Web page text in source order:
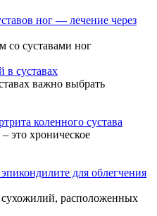
ног — лечение через
со суставами ног
суставах
важно выбрать
коленного сустава
это хроническое
для облегчения
расположенных